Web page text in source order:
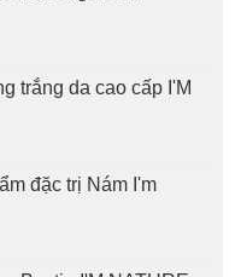
trắng da cao cấp I'M
đặc trị Nám I'm